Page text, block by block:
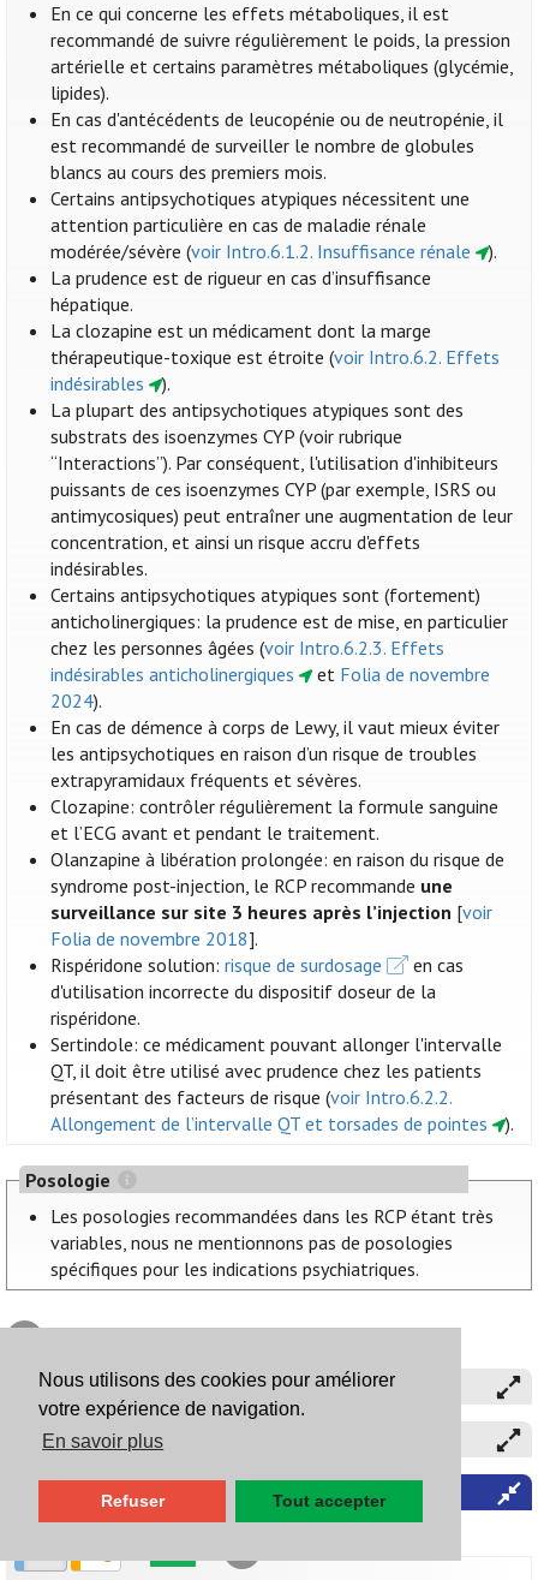
Nous utilisons des cookies pour améliorer
votre expérience de navigation.
En savoir plus
Refuser Tout accepter
En ce qui concerne les effets métaboliques, il est
recommandé de suivre régulièrement le poids, la pression
artérielle et certains paramètres métaboliques (glycémie,
lipides).
En cas d'antécédents de leucopénie ou de neutropénie, il
est recommandé de surveiller le nombre de globules
blancs au cours des premiers mois.
Certains antipsychotiques atypiques nécessitent une
attention particulière en cas de maladie rénale
modérée/sévère (voir Intro.6.1.2. Insuffisance rénale
).
La prudence est de rigueur en cas d’insuffisance
hépatique.
La clozapine est un médicament dont la marge
thérapeutique-toxique est étroite (voir Intro.6.2. Effets
indésirables
).
La plupart des antipsychotiques atypiques sont des
substrats des isoenzymes CYP (voir rubrique
“Interactions”). Par conséquent, l'utilisation d'inhibiteurs
puissants de ces isoenzymes CYP (par exemple, ISRS ou
antimycosiques) peut entraîner une augmentation de leur
concentration, et ainsi un risque accru d'effets
indésirables.
Certains antipsychotiques atypiques sont (fortement)
anticholinergiques: la prudence est de mise, en particulier
chez les personnes âgées (voir Intro.6.2.3. Effets
indésirables anticholinergiques
et Folia de novembre
2024).
En cas de démence à corps de Lewy, il vaut mieux éviter
les antipsychotiques en raison d’un risque de troubles
extrapyramidaux fréquents et sévères.
Clozapine: contrôler régulièrement la formule sanguine
et l’ECG avant et pendant le traitement.
Olanzapine à libération prolongée: en raison du risque de
syndrome post-injection, le RCP recommande une
surveillance sur site 3 heures après l’injection [voir
Folia de novembre 2018].
Rispéridone solution:risque de surdosage
en cas
d'utilisation incorrecte du dispositif doseur de la
rispéridone.
Sertindole: ce médicament pouvant allonger l'intervalle
QT, il doit être utilisé avec prudence chez les patients
présentant des facteurs de risque (voir Intro.6.2.2.
Allongement de l’intervalle QT et torsades de pointes
).
Posologie
Les posologies recommandées dans les RCP étant très
variables, nous ne mentionnons pas de posologies
spécifiques pour les indications psychiatriques.
Aripiprazole
Asénapine
Cariprazine